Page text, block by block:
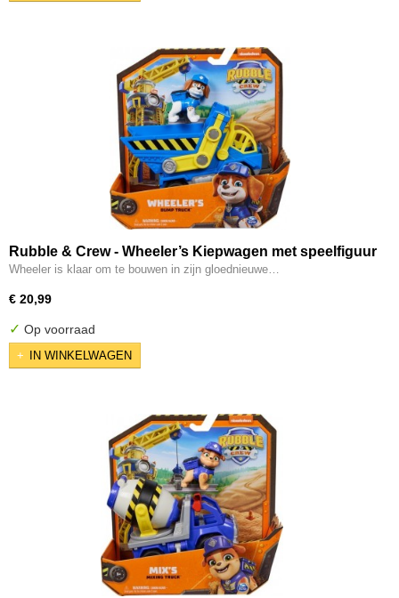
Rubble & Crew - Wheeler’s Kiepwagen met speelfiguur
en beweegbare onderdelen
Wheeler is klaar om te bouwen in zijn gloednieuwe…
€ 20,99
✓ Op voorraad
IN WINKELWAGEN